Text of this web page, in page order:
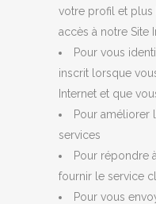
votre profil et plus
accès à notre Site
Pour vous
inscrit lorsque
Internet et que
Pour améliorer
services
Pour répondre
fournir le service
Pour vous